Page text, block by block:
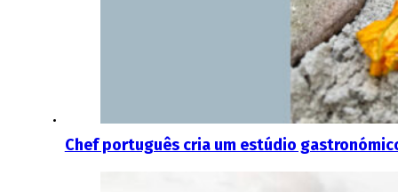
Chef português cria um estúdio